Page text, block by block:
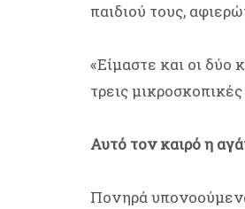
παιδιού τους,
«Είμαστε και οι
τρεις
Αυτό τον καιρό η
Πονηρά